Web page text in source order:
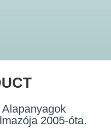
2005-óta.